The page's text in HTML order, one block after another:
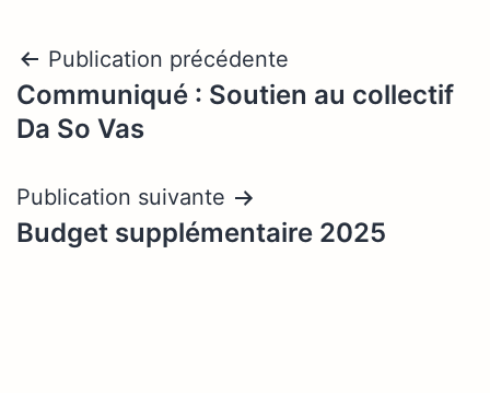
Navigation
de
Publication précédente
Communiqué : Soutien au collectif
Da So Vas
Publication suivante
Budget supplémentaire 2025